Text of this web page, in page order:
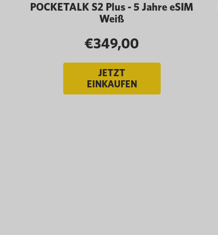
POCKETALK S2 Plus - 5 Jahre eSIM
Weiß
€349,00
JETZT
EINKAUFEN